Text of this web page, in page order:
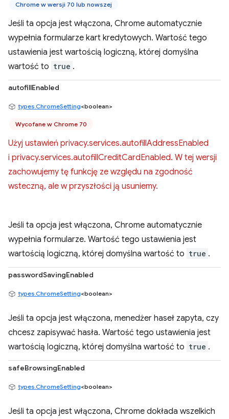
Chrome w wersji 70 lub nowszej
Jeśli ta opcja jest włączona, Chrome automatycznie
wypełnia formularze kart kredytowych. Wartość tego
ustawienia jest wartością logiczną, której domyślna
wartość to true .
autofillEnabled
types.ChromeSetting<boolean>
Wycofane w Chrome 70
Użyj ustawień privacy.services.autofillAddressEnabled
i privacy.services.autofillCreditCardEnabled. W tej wersji
zachowujemy tę funkcję ze względu na zgodność
wsteczną, ale w przyszłości ją usuniemy.
Jeśli ta opcja jest włączona, Chrome automatycznie
wypełnia formularze. Wartość tego ustawienia jest
wartością logiczną, której domyślna wartość to true .
passwordSavingEnabled
types.ChromeSetting<boolean>
Jeśli ta opcja jest włączona, menedżer haseł zapyta, czy
chcesz zapisywać hasła. Wartość tego ustawienia jest
wartością logiczną, której domyślna wartość to true .
safeBrowsingEnabled
types.ChromeSetting<boolean>
Jeśli ta opcja jest włączona, Chrome dokłada wszelkich